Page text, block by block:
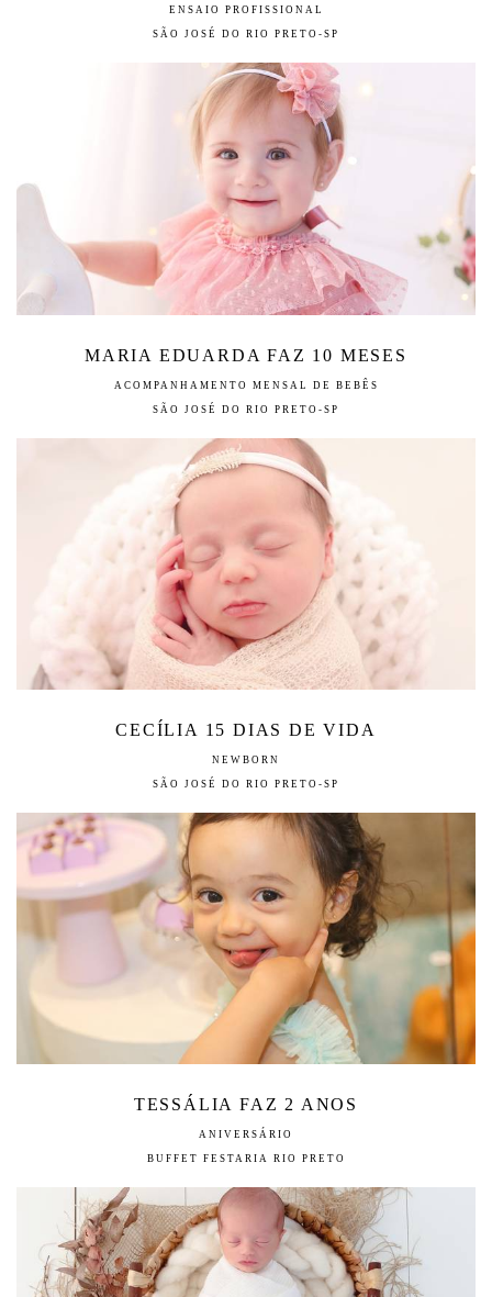
ENSAIO PROFISSIONAL
SÃO JOSÉ DO RIO PRETO-SP
MARIA EDUARDA FAZ 10 MESES
ACOMPANHAMENTO MENSAL DE BEBÊS
SÃO JOSÉ DO RIO PRETO-SP
CECÍLIA 15 DIAS DE VIDA
NEWBORN
SÃO JOSÉ DO RIO PRETO-SP
TESSÁLIA FAZ 2 ANOS
ANIVERSÁRIO
BUFFET FESTARIA RIO PRETO